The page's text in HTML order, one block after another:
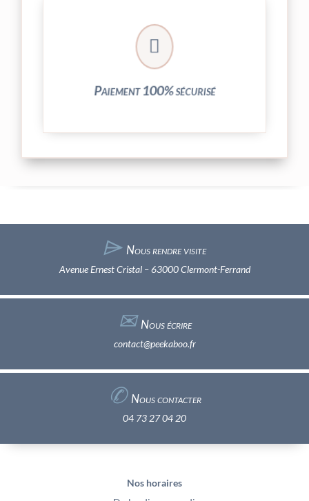

Paiement 100% sécurisé
Vos transactions par carte bancaire sont
entièrement sécurisées grâce au système
crypté de notre partenaire PayPlug.
⌲ Nous rendre visite
Avenue Ernest Cristal – 63000 Clermont-Ferrand
✉︎Nous écrire
contact@peekaboo.fr
✆ Nous contacter
04 73 27 04 20
Nos horaires